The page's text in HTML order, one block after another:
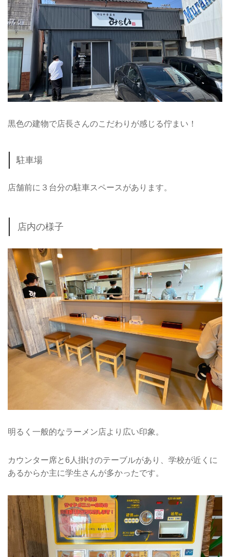
黒色の建物で店長さんのこだわりが感じる佇まい！
駐車場
店舗前に３台分の駐車スペースがあります。
店内の様子
明るく一般的なラーメン店より広い印象。
カウンター席と6人掛けのテーブルがあり、学校が近くに
あるからか主に学生さんが多かったです。